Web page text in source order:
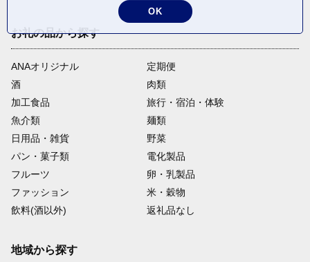
お礼の品から探す
ANAオリジナル
定期便
酒
肉類
加工食品
旅行・宿泊・体験
魚介類
麺類
日用品・雑貨
野菜
パン・菓子類
電化製品
フルーツ
卵・乳製品
ファッション
米・穀物
飲料(酒以外)
返礼品なし
地域から探す
OK